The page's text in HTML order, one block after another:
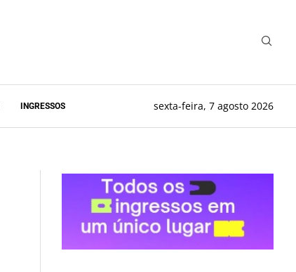
INGRESSOS sexta-feira, 7 agosto 2026